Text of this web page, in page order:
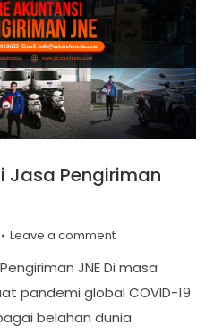
Jasa Pengiriman
Leave a comment
JNE Di masa
pandemi global COVID-19
belahan dunia